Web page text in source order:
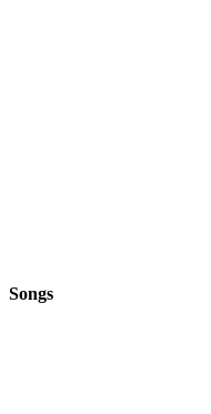
Songs